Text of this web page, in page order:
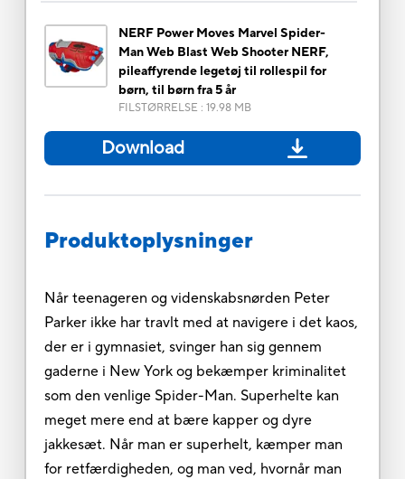
NERF Power Moves Marvel Spider-
Man Web Blast Web Shooter NERF,
pileaffyrende legetøj til rollespil for
børn, til børn fra 5 år
FILSTØRRELSE : 19.98 MB
Download
Produktoplysninger
Når teenageren og videnskabsnørden Peter
Parker ikke har travlt med at navigere i det kaos,
der er i gymnasiet, svinger han sig gennem
gaderne i New York og bekæmper kriminalitet
som den venlige Spider-Man. Superhelte kan
meget mere end at bære kapper og dyre
jakkesæt. Når man er superhelt, kæmper man
for retfærdigheden, og man ved, hvornår man